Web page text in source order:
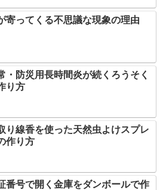
寄ってくる不思議な現象の理由
・防災用長時間炎が続くろうそく
り方
り線香を使った天然虫よけスプレ
作り方
番号で開く金庫をダンボールで作